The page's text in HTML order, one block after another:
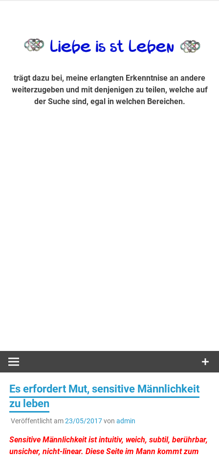
Suche sind, egal in welchen Bereichen.
trägt dazu bei, meine erlangten Erkenntnise an andere
weiterzugeben und mit denjenigen zu teilen, welche auf
der Suche sind, egal in welchen Bereichen.
Es erfordert Mut, sensitive Männlichkeit
zu leben
Veröffentlicht am23/05/2017von admin
Sensitive Männlichkeit ist intuitiv, weich, subtil, berührbar,
unsicher, nicht-linear. Diese Seite im Mann kommt zum